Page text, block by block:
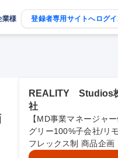
業様 登録者専用サイトへログイ
REALITY Studios
社
【MD事業マネージャー
グリー100%子会社/リ
フレックス制 商品企画